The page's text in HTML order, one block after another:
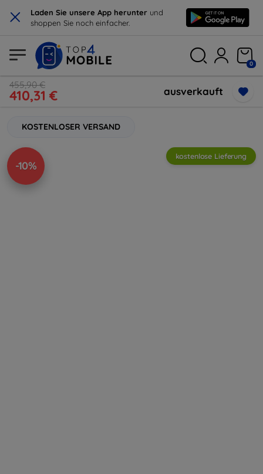
× Laden Sie unsere App herunter und
shoppen Sie noch einfacher.
0
455,90 €
410,31 € ausverkauft
KOSTENLOSER VERSAND
-10%
kostenlose Lieferung